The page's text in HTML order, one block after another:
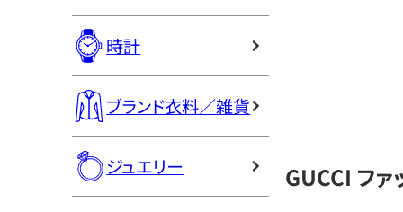
時計
ブランド衣料／雑貨
ジュエリー GUCCI ファ